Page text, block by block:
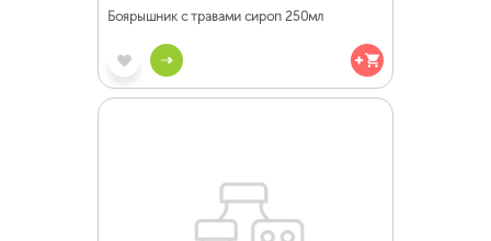
Боярышник с травами сироп 250мл